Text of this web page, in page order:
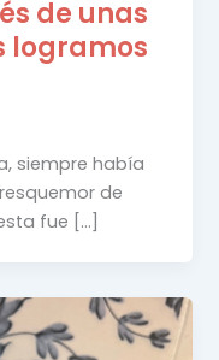
de unas
logramos
siempre había
de
fue […]